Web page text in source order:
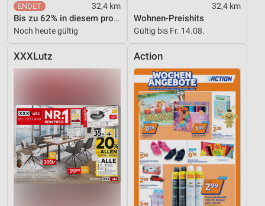
32,4 km
Bis zu 62% in diesem prospekt
Noch heute gültig
32,4 km
Wohnen-Preishits
Gültig bis Fr. 14.08.
XXXLutz Action
Wir nutzen Ihre Daten für folgende Zwecke:
IAB-Verarbeitungszwecke:
auf einem Endgerät
Verwendung reduzierter Daten zur Auswahl von
Erstellung von Profilen für personalisierte
Werbung
Verwendung von Profilen zur Auswahl
personalisierter Werbung
Erstellung von Profilen zur Personalisierung